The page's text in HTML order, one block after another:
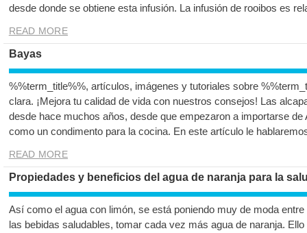
desde donde se obtiene esta infusión. La infusión de rooibos es
READ MORE
Bayas
%%term_title%%, artículos, imágenes y tutoriales sobre
clara. ¡Mejora tu calidad de vida con nuestros consejos! Las
desde hace muchos años, desde que empezaron a importarse
como un condimento para la cocina. En este artículo le
READ MORE
Propiedades y beneficios del agua de naranja para la
Así como el agua con limón, se está poniendo muy de moda
las bebidas saludables, tomar cada vez más agua de naranja.